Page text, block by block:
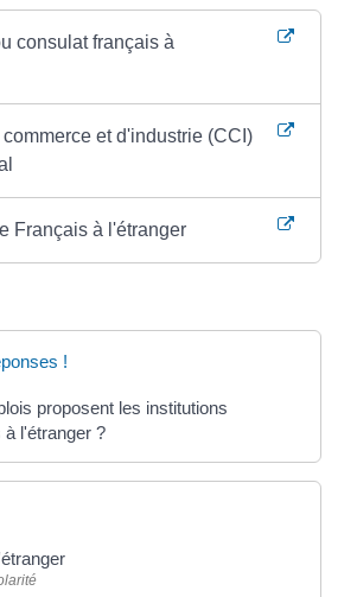
consulat français à
et d'industrie (CCI)
Français à l'étranger
!
proposent les institutions
l'étranger ?